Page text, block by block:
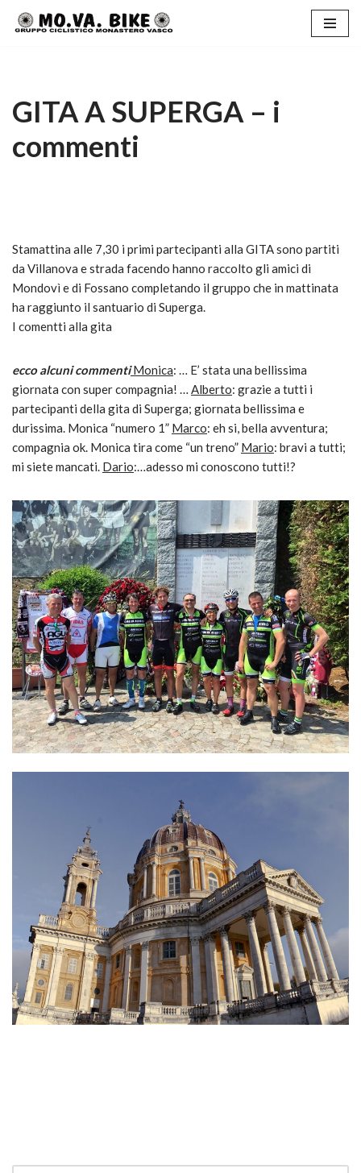
GITA A SUPERGA – i
commenti
Stamattina alle 7,30 i primi partecipanti alla GITA sono partiti
da Villanova e strada facendo hanno raccolto gli amici di
Mondovì e di Fossano completando il gruppo che in mattinata
ha raggiunto il santuario di Superga.
I comentti alla gita
ecco alcuni commentiMonica: … E’ stata una bellissima
giornata con super compagnia! … Alberto: grazie a tutti i
partecipanti della gita di Superga; giornata bellissima e
durissima. Monica “numero 1” Marco: eh si, bella avventura;
compagnia ok. Monica tira come “un treno” Mario: bravi a tutti;
mi siete mancati. Dario:…adesso mi conoscono tutti!?